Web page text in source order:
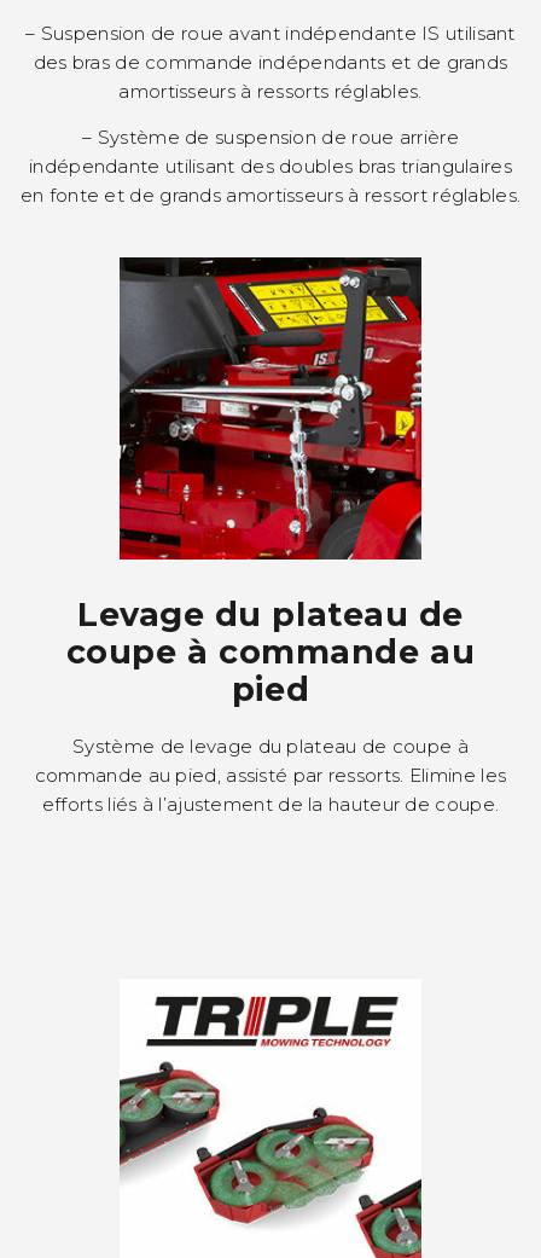
– Suspension de roue avant indépendante IS utilisant
des bras de commande indépendants et de grands
amortisseurs à ressorts réglables.
– Système de suspension de roue arrière
indépendante utilisant des doubles bras triangulaires
en fonte et de grands amortisseurs à ressort réglables.
Levage du plateau de
coupe à commande au
pied
Système de levage du plateau de coupe à
commande au pied, assisté par ressorts. Elimine les
efforts liés à l’ajustement de la hauteur de coupe.